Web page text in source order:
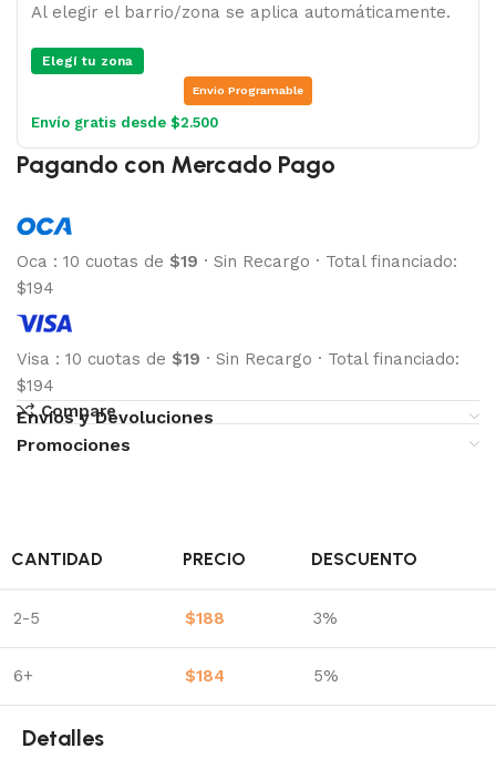
Al elegir el barrio/zona se aplica automáticamente.
Elegí tu zona
Envio Programable
Envío gratis desde $2.500
Pagando con Mercado Pago
Oca : 10 cuotas de $19 · Sin Recargo · Total financiado:
$194
Visa : 10 cuotas de $19 · Sin Recargo · Total financiado:
$194
Compare
Envíos y Devoluciones
Promociones
CANTIDAD PRECIO DESCUENTO
2-5 $188 3%
6+ $184 5%
Detalles